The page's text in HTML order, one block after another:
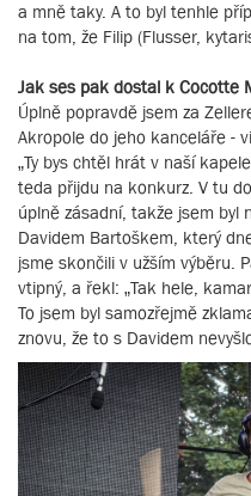
a mně taky. A to byl tenhle
na tom, že Filip (Flusser,
Jak ses pak dostal k Cocotte
Úplně popravdě jsem za
Akropole do jeho kanceláře -
„Ty bys chtěl hrát v naší
teda přijdu na konkurz. V tu
úplně zásadní, takže jsem byl
Davidem Bartoškem, který
jsme skončili v užším výběru.
vtipný, a řekl: „Tak hele,
To jsem byl samozřejmě
znovu, že to s Davidem